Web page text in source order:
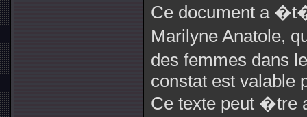
Ce document a
Marilyne Anatole,
des femmes dans
constat est valable
Ce texte peut �tre